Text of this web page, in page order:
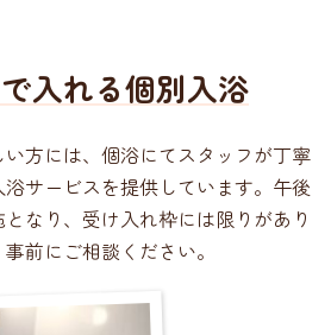
入れる個別入浴
方には、個浴にてスタッフが丁寧
サービスを提供しています。午後
なり、受け入れ枠には限りがあり
前にご相談ください。